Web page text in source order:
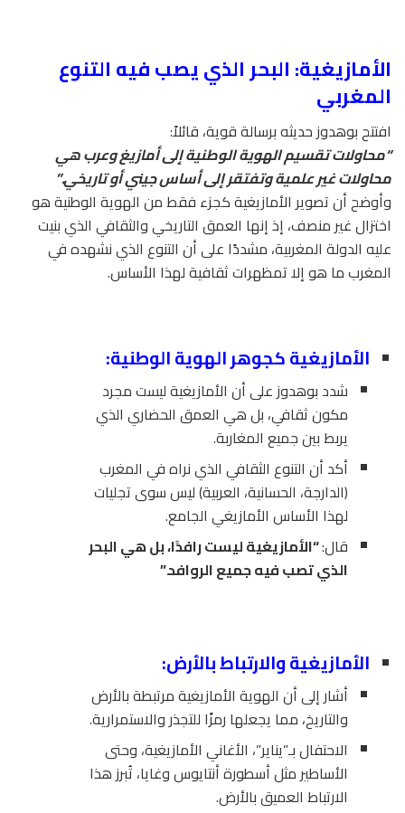
الأمازيغية: البحر الذي يصب فيه التنوع
المغربي
افتتح بوهدوز حديثه برسالة قوية، قائلاً:
“محاولات تقسيم الهوية الوطنية إلى أمازيغ وعرب هي
محاولات غير علمية وتفتقر إلى أساس جيني أو تاريخي.”
وأوضح أن تصوير الأمازيغية كجزء فقط من الهوية الوطنية هو
اختزال غير منصف، إذ إنها العمق التاريخي والثقافي الذي بنيت
عليه الدولة المغربية، مشددًا على أن التنوع الذي نشهده في
المغرب ما هو إلا تمظهرات ثقافية لهذا الأساس.
الأمازيغية كجوهر الهوية الوطنية:
شدد بوهدوز على أن الأمازيغية ليست مجرد
مكون ثقافي، بل هي العمق الحضاري الذي
يربط بين جميع المغاربة.
أكد أن التنوع الثقافي الذي نراه في المغرب
(الدارجة، الحسانية، العربية) ليس سوى تجليات
لهذا الأساس الأمازيغي الجامع.
قال:“الأمازيغية ليست رافدًا، بل هي البحر
الذي تصب فيه جميع الروافد.”
الأمازيغية والارتباط بالأرض:
أشار إلى أن الهوية الأمازيغية مرتبطة بالأرض
والتاريخ، مما يجعلها رمزًا للتجذر والاستمرارية.
الاحتفال بـ”يناير”، الأغاني الأمازيغية، وحتى
الأساطير مثل أسطورة أنتايوس وغايا، تُبرز هذا
الارتباط العميق بالأرض.